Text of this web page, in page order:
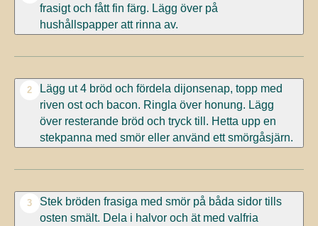
frasigt och fått fin färg. Lägg över på
hushållspapper att rinna av.
2
Lägg ut 4 bröd och fördela dijonsenap, topp med
riven ost och bacon. Ringla över honung. Lägg
över resterande bröd och tryck till. Hetta upp en
stekpanna med smör eller använd ett smörgåsjärn.
3
Stek bröden frasiga med smör på båda sidor tills
osten smält. Dela i halvor och ät med valfria